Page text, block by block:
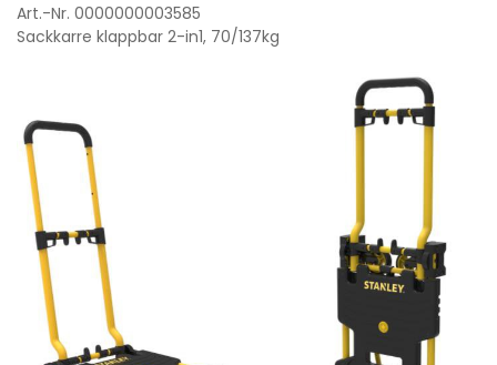
Art.-Nr. 0000000003585
Sackkarre klappbar 2-in1, 70/137kg